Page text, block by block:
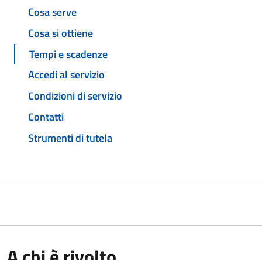
Cosa serve
Cosa si ottiene
Tempi e scadenze
Accedi al servizio
Condizioni di servizio
Contatti
Strumenti di tutela